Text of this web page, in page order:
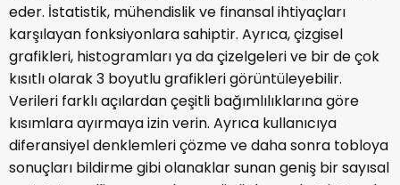
eder. İstatistik, mühendislik ve finansal ihtiyaçları
karşılayan fonksiyonlara sahiptir. Ayrıca, çizgisel
grafikleri, histogramları ya da çizelgeleri ve bir de çok
kısıtlı olarak 3 boyutlu grafikleri görüntüleyebilir.
Verileri farklı açılardan çeşitli bağımlılıklarına göre
kısımlara ayırmaya izin verin. Ayrıca kullanıcıya
diferansiyel denklemleri çözme ve daha sonra tobloya
sonuçları bildirme gibi olanaklar sunan geniş bir sayısal